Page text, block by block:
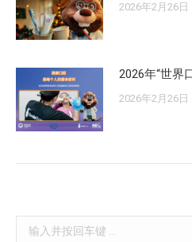
2026年2月26日
2026年“世界
2026年2月26日
Search: